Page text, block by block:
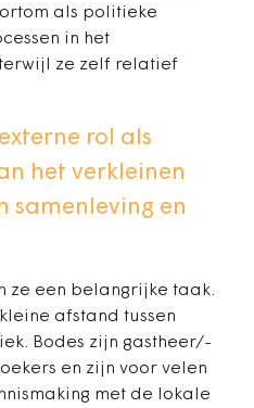
als politieke
in het
ze zelf relatief
rol als
het verkleinen
samenleving en
ze een belangrijke taak.
afstand tussen
Bodes zijn gastheer/-
en zijn voor velen
met de lokale